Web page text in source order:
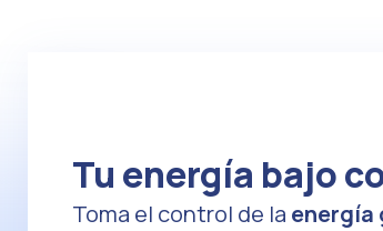
Tu energía bajo
Toma el control de la energía